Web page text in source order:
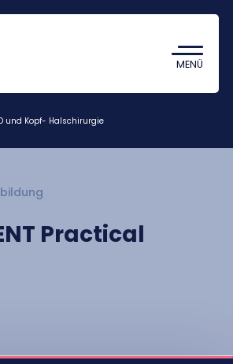
MENÜ
und Kopf- Halschirurgie
Practical